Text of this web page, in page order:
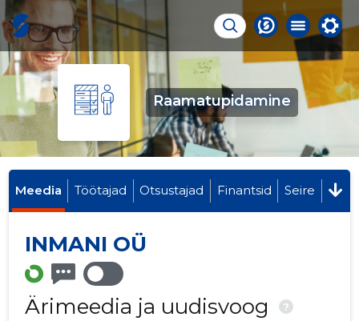
Raamatupidamine
Meedia Töötajad Otsustajad Finantsid Seire
INMANI OÜ
Ärimeedia ja uudisvoog ?